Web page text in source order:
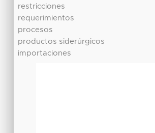
restricciones
requerimientos
procesos
productos siderúrgicos
importaciones